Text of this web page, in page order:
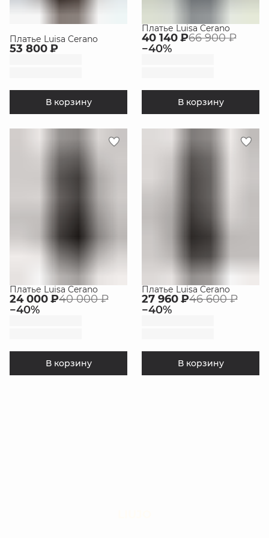
Платье Luisa Cerano
53 800 ₽
В корзину
Платье Luisa Cerano
40 140 ₽66 900 ₽
−40%
В корзину
Платье Luisa Cerano
24 000 ₽40 000 ₽
−40%
В корзину
Платье Luisa Cerano
27 960 ₽46 600 ₽
−40%
В корзину